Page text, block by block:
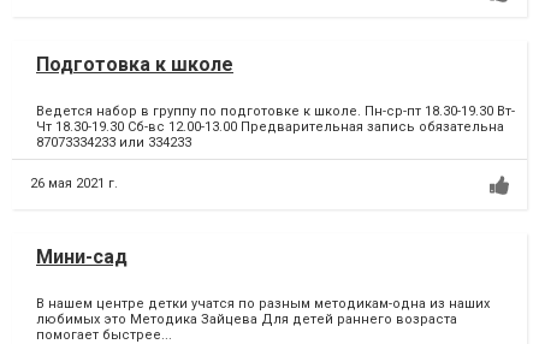
Подготовка к школе
Ведется набор в группу по подготовке к школе. Пн-ср-пт 18.30-19.30 Вт-
Чт 18.30-19.30 Сб-вс 12.00-13.00 Предварительная запись обязательна
87073334233 или 334233
26 мая 2021 г.
Мини-сад
В нашем центре детки учатся по разным методикам-одна из наших
любимых это Методика Зайцева Для детей раннего возраста
помогает быстрее...